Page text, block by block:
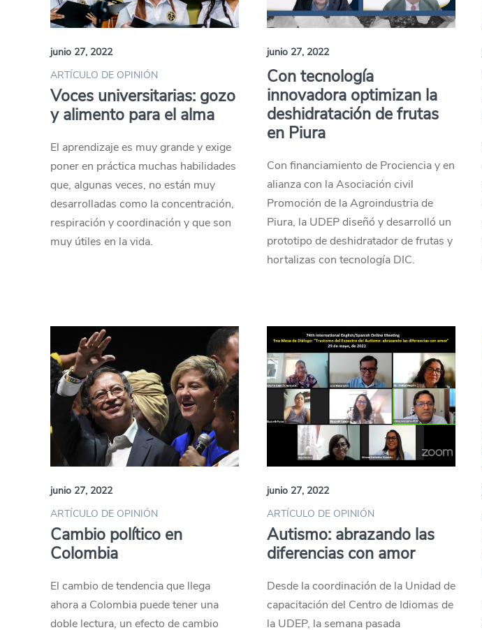
junio 27, 2022
ARTÍCULO DE OPINIÓN
Voces universitarias: gozo
y alimento para el alma
El aprendizaje es muy grande y exige
poner en práctica muchas habilidades
que, algunas veces, no están muy
desarrolladas como la concentración,
respiración y coordinación y que son
muy útiles en la vida.
junio 27, 2022
Con tecnología
innovadora optimizan la
deshidratación de frutas
en Piura
Con financiamiento de Prociencia y en
alianza con la Asociación civil
Promoción de la Agroindustria de
Piura, la UDEP diseñó y desarrolló un
prototipo de deshidratador de frutas y
hortalizas con tecnología DIC.
junio 27, 2022
ARTÍCULO DE OPINIÓN
Cambio político en
Colombia
El cambio de tendencia que llega
ahora a Colombia puede tener una
doble lectura, un efecto de cambio
junio 27, 2022
ARTÍCULO DE OPINIÓN
Autismo: abrazando las
diferencias con amor
Desde la coordinación de la Unidad de
capacitación del Centro de Idiomas de
la UDEP, la semana pasada